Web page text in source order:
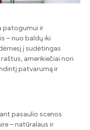
patogumui ir
– nuo ​​baldų iki
į sudėtingas
amerikiečiai nori
patvarumą ir
pasaulio scenos
– natūralaus ir